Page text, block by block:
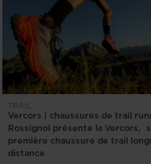
TRAIL
Vercors | chaussures de trail
Rossignol présente la Vercors,
première chaussure de trail
distance